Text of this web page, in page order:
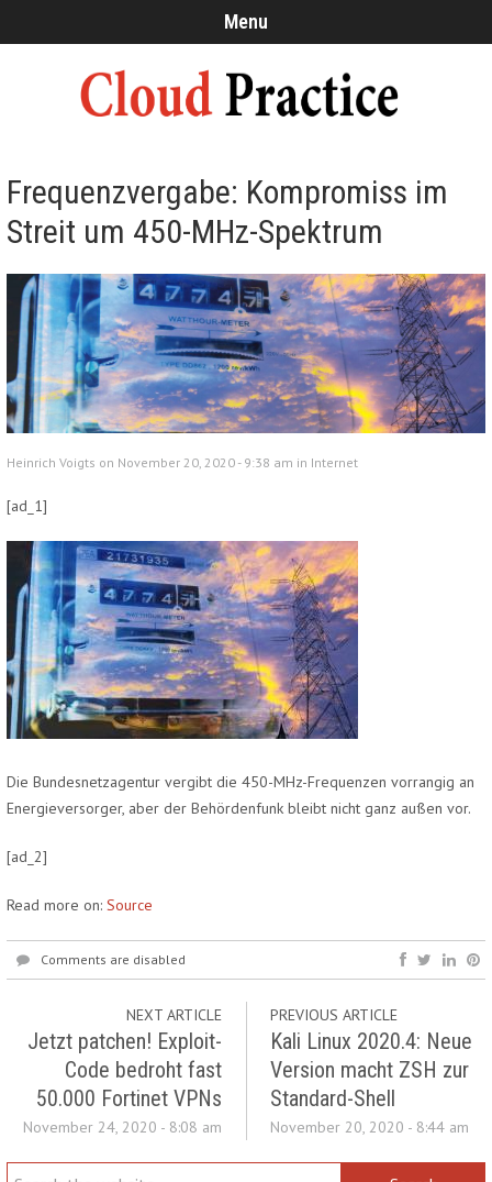
Menu
Frequenzvergabe: Kompromiss im
Streit um 450-MHz-Spektrum
Heinrich Voigts on November 20, 2020 - 9:38 am in Internet
[ad_1]
Die Bundesnetzagentur vergibt die 450-MHz-Frequenzen vorrangig an
Energieversorger, aber der Behördenfunk bleibt nicht ganz außen vor.
[ad_2]
Read more on: Source
Comments are disabled
NEXT ARTICLE
Jetzt patchen! Exploit-
Code bedroht fast
50.000 Fortinet VPNs
November 24, 2020 - 8:08 am
PREVIOUS ARTICLE
Kali Linux 2020.4: Neue
Version macht ZSH zur
Standard-Shell
November 20, 2020 - 8:44 am